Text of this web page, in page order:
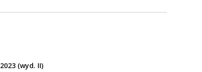
2023 (wyd. II)